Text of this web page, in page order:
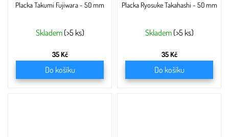
Placka Takumi Fujiwara - 50 mm
Skladem (>5 ks)
35 Kč
Do košíku
Placka Ryosuke Takahashi - 50 mm
Skladem (>5 ks)
35 Kč
Do košíku